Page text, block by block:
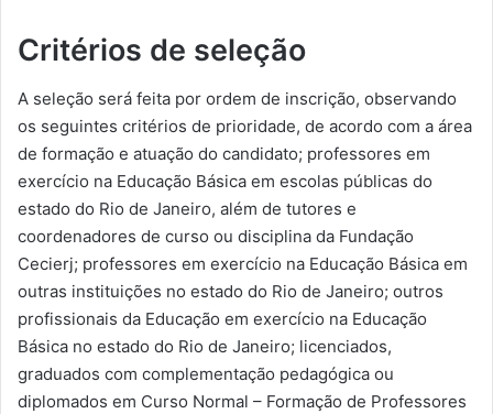
Critérios de seleção
A seleção será feita por ordem de inscrição, observando
os seguintes critérios de prioridade, de acordo com a área
de formação e atuação do candidato; professores em
exercício na Educação Básica em escolas públicas do
estado do Rio de Janeiro, além de tutores e
coordenadores de curso ou disciplina da Fundação
Cecierj; professores em exercício na Educação Básica em
outras instituições no estado do Rio de Janeiro; outros
profissionais da Educação em exercício na Educação
Básica no estado do Rio de Janeiro; licenciados,
graduados com complementação pedagógica ou
diplomados em Curso Normal – Formação de Professores